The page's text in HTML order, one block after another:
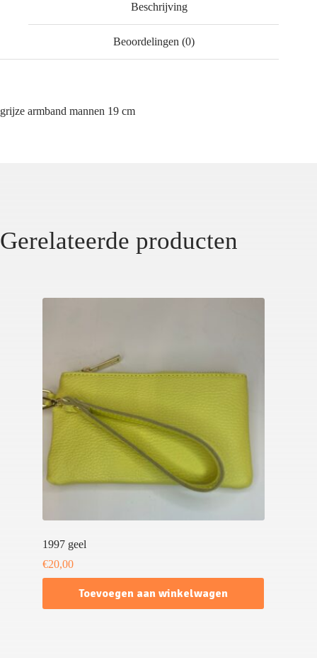
Beschrijving
Beoordelingen (0)
grijze armband mannen 19 cm
Gerelateerde producten
1997 geel
€20,00
Toevoegen aan winkelwagen